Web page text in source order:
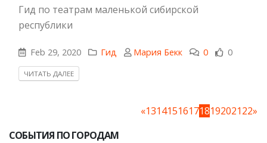
Гид по театрам маленькой сибирской
республики
Feb 29, 2020 Гид Мария Бекк 0 0
ЧИТАТЬ ДАЛЕЕ
«13141516171819202122»
СОБЫТИЯ ПО ГОРОДАМ